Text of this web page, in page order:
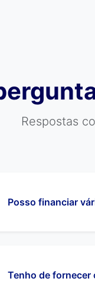
Respostas
Posso financiar
Tenho de fornecer